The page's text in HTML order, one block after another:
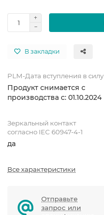
В закладки
PLM-Дата вступления в силу
Продукт снимается с
производства с: 01.10.2024
Зеркальный контакт
согласно IEC 60947-4-1
да
Все характеристики
Отправьте
запрос или